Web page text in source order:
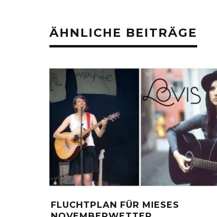
ÄHNLICHE BEITRÄGE
FLUCHTPLAN FÜR MIESES